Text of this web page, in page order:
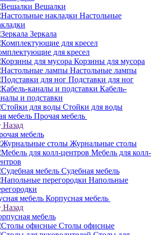
Вешалки
Настольные
Зеркала
для кресел
Корзины для мусора
Настольные лампы
Подставки для ног
Кабель-
и подставки
Стойки для воды
Прочая мебель
Назад
мебель
Журнальные столы
Мебель для колл-
Судебная мебель
Напольные
Корпусная мебель
Назад
мебель
Столы офисные